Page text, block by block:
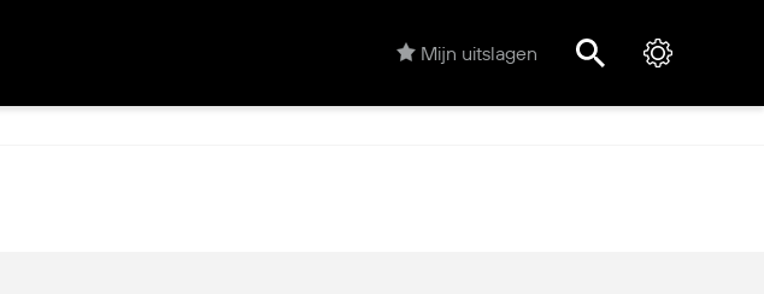
Mijn uitslagen